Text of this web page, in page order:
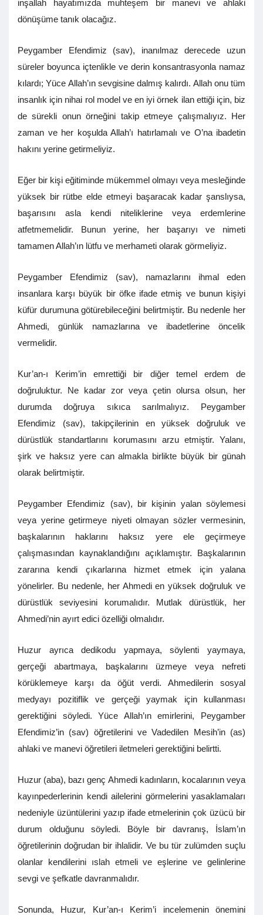
inşallah hayatımızda muhteşem bir manevi ve ahlaki
dönüşüme tanık olacağız.
Peygamber Efendimiz (sav), inanılmaz derecede uzun
süreler boyunca içtenlikle ve derin konsantrasyonla namaz
kılardı; Yüce Allah’ın sevgisine dalmış kalırdı. Allah onu tüm
insanlık için nihai rol model ve en iyi örnek ilan ettiği için, biz
de sürekli onun örneğini takip etmeye çalışmalıyız. Her
zaman ve her koşulda Allah’ı hatırlamalı ve O’na ibadetin
hakını yerine getirmeliyiz.
Eğer bir kişi eğitiminde mükemmel olmayı veya mesleğinde
yüksek bir rütbe elde etmeyi başaracak kadar şanslıysa,
başarısını asla kendi niteliklerine veya erdemlerine
atfetmemelidir. Bunun yerine, her başarıyı ve nimeti
tamamen Allah’ın lütfu ve merhameti olarak görmeliyiz.
Peygamber Efendimiz (sav), namazlarını ihmal eden
insanlara karşı büyük bir öfke ifade etmiş ve bunun kişiyi
küfür durumuna götürebileceğini belirtmiştir. Bu nedenle her
Ahmedi, günlük namazlarına ve ibadetlerine öncelik
vermelidir.
Kur’an-ı Kerim’in emrettiği bir diğer temel erdem de
doğruluktur. Ne kadar zor veya çetin olursa olsun, her
durumda doğruya sıkıca sarılmalıyız. Peygamber
Efendimiz (sav), takipçilerinin en yüksek doğruluk ve
dürüstlük standartlarını korumasını arzu etmiştir. Yalanı,
şirk ve haksız yere can almakla birlikte büyük bir günah
olarak belirtmiştir.
Peygamber Efendimiz (sav), bir kişinin yalan söylemesi
veya yerine getirmeye niyeti olmayan sözler vermesinin,
başkalarının haklarını haksız yere ele geçirmeye
çalışmasından kaynaklandığını açıklamıştır. Başkalarının
zararına kendi çıkarlarına hizmet etmek için yalana
yönelirler. Bu nedenle, her Ahmedi en yüksek doğruluk ve
dürüstlük seviyesini korumalıdır. Mutlak dürüstlük, her
Ahmedi’nin ayırt edici özelliği olmalıdır.
Huzur ayrıca dedikodu yapmaya, söylenti yaymaya,
gerçeği abartmaya, başkalarını üzmeye veya nefreti
körüklemeye karşı da öğüt verdi. Ahmedilerin sosyal
medyayı pozitiflik ve gerçeği yaymak için kullanması
gerektiğini söyledi. Yüce Allah’ın emirlerini, Peygamber
Efendimiz’in (sav) öğretilerini ve Vadedilen Mesih’in (as)
ahlaki ve manevi öğretileri iletmeleri gerektiğini belirtti.
Huzur (aba), bazı genç Ahmedi kadınların, kocalarının veya
kayınpederlerinin kendi ailelerini görmelerini yasaklamaları
nedeniyle üzüntülerini yazıp ifade etmelerinin çok üzücü bir
durum olduğunu söyledi. Böyle bir davranış, İslam’ın
öğretilerinin doğrudan bir ihlalidir. Ve bu tür zulümden suçlu
olanlar kendilerini ıslah etmeli ve eşlerine ve gelinlerine
sevgi ve şefkatle davranmalıdır.
Sonunda, Huzur, Kur’an-ı Kerim’i incelemenin önemini